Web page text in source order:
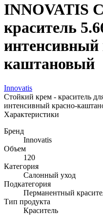
INNOVATIS
краситель
интенсивный
каштановый
Innovatis
Стойкий крем - краситель
интенсивный красно-
Характеристики
Бренд
Innovatis
Объем
120
Категория
Салонный уход
Подкатегория
Перманентный
Тип продукта
Краситель